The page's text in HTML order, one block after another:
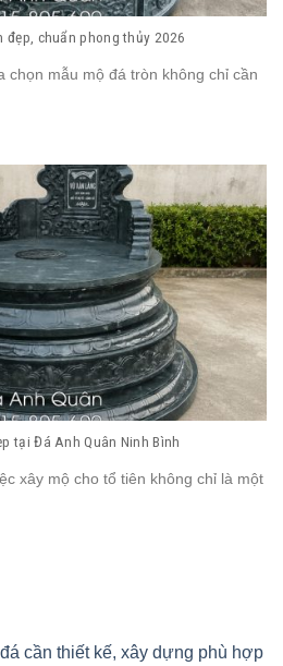
đẹp, chuẩn phong thủy 2026
chọn mẫu mộ đá tròn không chỉ cần
tại Đá Anh Quân Ninh Bình
xây mộ cho tổ tiên không chỉ là một
cần thiết kế, xây dựng phù hợp